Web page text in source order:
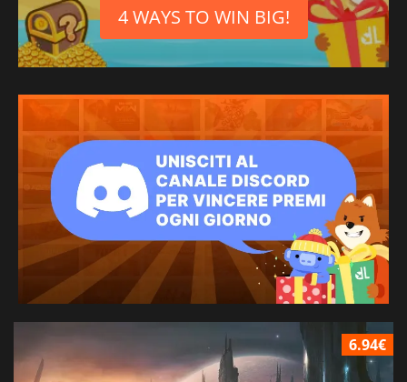
4 WAYS TO WIN BIG!
6.94€